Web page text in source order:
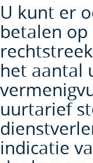
U kunt er
betalen
het aantal
uurtarief
indicatie